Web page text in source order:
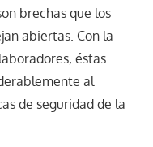
brechas que los
abiertas. Con la
éstas
al
de seguridad de la